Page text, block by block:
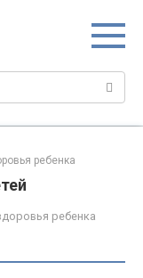
ребенка
ребенка